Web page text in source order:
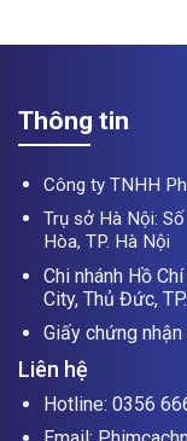
Thông tin
Công ty TNHH
Trụ sở Hà Nội:
Hòa, TP. Hà Nội
Chi nhánh Hồ
City, Thủ Đức,
Giấy chứng
Liên hệ
Hotline: 0356